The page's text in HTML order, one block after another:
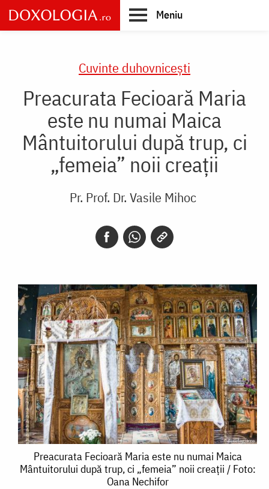
Skip
to
main
Meniu
Cuvinte duhovnicești
Preacurata Fecioară Maria
este nu numai Maica
Mântuitorului după trup, ci
„femeia” noii creații
Pr. Prof. Dr. Vasile Mihoc
Preacurata
Fecioară
Preacurata Fecioară Maria este nu numai Maica
Mântuitorului după trup, ci „femeia” noii creații / Foto:
Oana Nechifor